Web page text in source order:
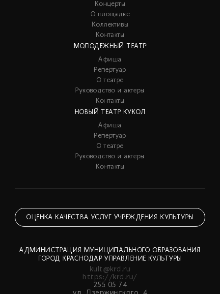
Концерты
О площадке
Коллективы
Контакты
МОЛОДЕЖНЫЙ ТЕАТР
Афиша
Репертуар
О театре
Руководство и актеры
Контакты
НОВЫЙ ТЕАТР КУКОЛ
Афиша
Репертуар
О театре
Руководство и актеры
Контакты
ОЦЕНКА КАЧЕСТВА УСЛУГ УЧРЕЖДЕНИЯ КУЛЬТУРЫ
АДМИНИСТРАЦИЯ МУНИЦИПАЛЬНОГО ОБРАЗОВАНИЯ
ГОРОД КРАСНОДАР УПРАВЛЕНИЕ КУЛЬТУРЫ
kult@krd.ru
https://krd.ru/
255 05 74